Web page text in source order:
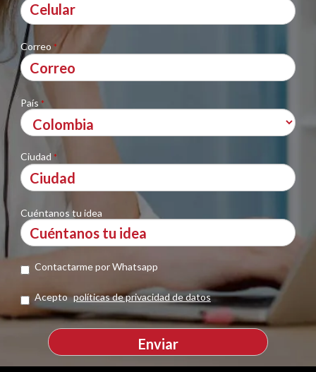
Correo*
País*
Ciudad*
Cuéntanos tu idea
Contactarme por Whatsapp
Acepto políticas de privacidad de datos